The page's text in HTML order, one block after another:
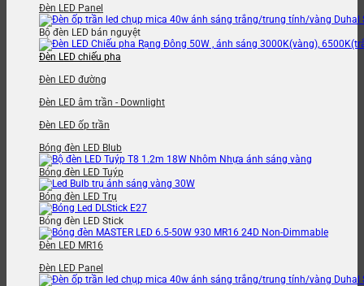
Đèn LED Panel
Bộ đèn LED bán nguyệt
Đèn LED chiếu pha
Đèn LED đường
Đèn LED âm trần - Downlight
Đèn LED ốp trần
Bóng đèn LED Blub
Bóng đèn LED Tuýp
Bóng đèn LED Trụ
Bóng đèn LED Stick
Đèn LED MR16
Đèn LED Panel